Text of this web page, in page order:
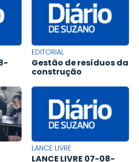
EDITORIAL
Gestão de resíduos da
construção
LANCE LIVRE
LANCE LIVRE 07-08-